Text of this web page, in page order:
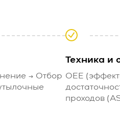
→ Отбор
Техника и
OEE
проходов